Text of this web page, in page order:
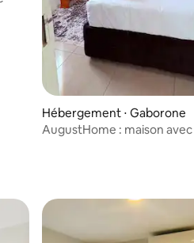
Hébergement ⋅ Gaborone
AugustHome : maison